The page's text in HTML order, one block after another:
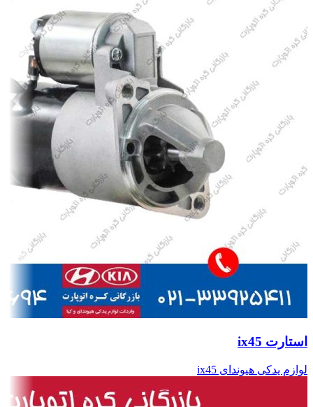
استارت ix45
لوازم یدکی هیوندای ix45